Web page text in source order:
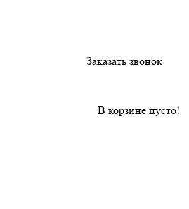
Заказать звонок
В корзине пусто!